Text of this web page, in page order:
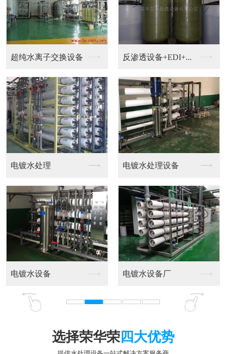
钟表，珠宝，电镀加工... 钟表清洗超纯水设备
EDI设备 超纯水机械设备
选择荣华荣四大优势
提供水处理设备一站式解决方案服务商